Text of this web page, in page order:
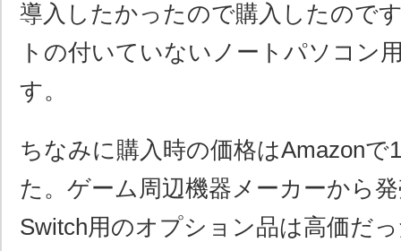
導入したかったので購入したので
トの付いていないノートパソコン
す。
ちなみに購入時の価格はAmazonで
た。ゲーム周辺機器メーカーから
Switch用のオプション品は高価だ